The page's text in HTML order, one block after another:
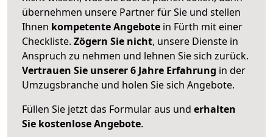
übernehmen unsere Partner für Sie und stellen
Ihnen kompetente Angebote in Fürth mit einer
Checkliste. Zögern Sie nicht, unsere Dienste in
Anspruch zu nehmen und lehnen Sie sich zurück.
Vertrauen Sie unserer 6 Jahre Erfahrung in der
Umzugsbranche und holen Sie sich Angebote.
Füllen Sie jetzt das Formular aus und erhalten
Sie kostenlose Angebote.